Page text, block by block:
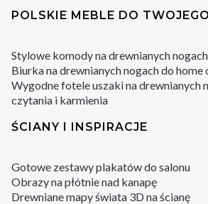
POLSKIE MEBLE DO
Stylowe komody na drewnianych nogach
Biurka na drewnianych nogach do
Wygodne fotele uszaki na drewnianych
czytania i karmienia
ŚCIANY I INSPIRACJE
Gotowe zestawy plakatów do salonu
Obrazy na płótnie nad kanapę
Drewniane mapy świata 3D na ścianę